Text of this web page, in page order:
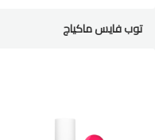
توب فايس ماكياج